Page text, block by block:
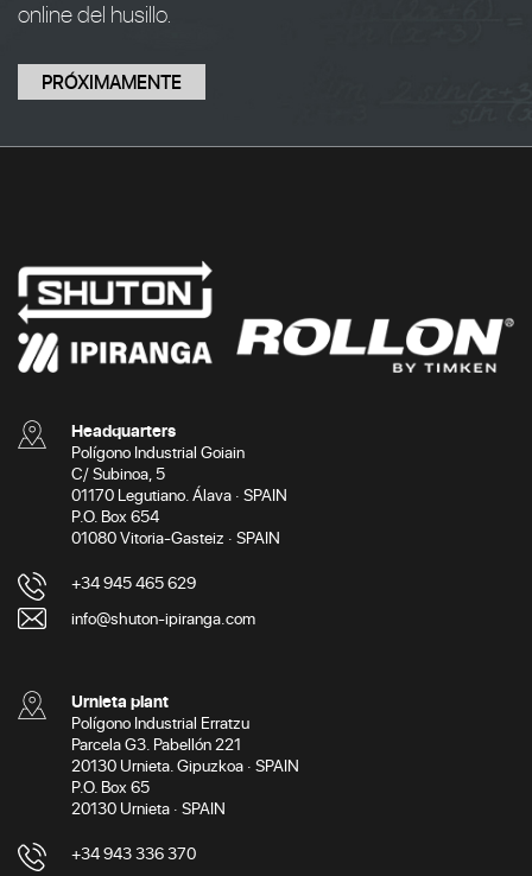
online del husillo.
PRÓXIMAMENTE
Headquarters
Polígono Industrial Goiain
C/ Subinoa, 5
01170 Legutiano. Álava · SPAIN
P.O. Box 654
01080 Vitoria-Gasteiz · SPAIN
+34 945 465 629
info@shuton-ipiranga.com
Urnieta plant
Polígono Industrial Erratzu
Parcela G3. Pabellón 221
20130 Urnieta. Gipuzkoa · SPAIN
P.O. Box 65
20130 Urnieta · SPAIN
+34 943 336 370